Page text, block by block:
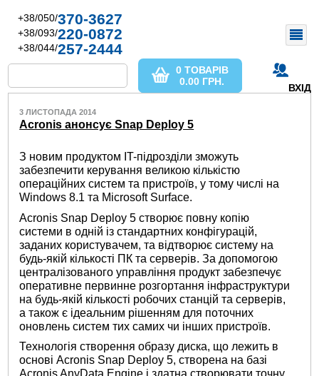
+38/050/370-3627
+38/093/220-0872
+38/044/257-2444
ВХІД
0 ТОВАРІВ
0.00 ГРН.
3 ЛИСТОПАДА 2014
Acronis анонсує Snap Deploy 5
З новим продуктом IT-підрозділи зможуть
забезпечити керування великою кількістю
операційних систем та пристроїв, у тому числі на
Windows 8.1 та Microsoft Surface.
Acronis Snap Deploy 5 створює повну копію
системи в одній із стандартних конфігурацій,
заданих користувачем, та відтворює систему на
будь-якій кількості ПК та серверів. За допомогою
централізованого управління продукт забезпечує
оперативне первинне розгортання інфраструктури
на будь-якій кількості робочих станцій та серверів,
а також є ідеальним рішенням для поточних
оновлень систем тих самих чи інших пристроїв.
Технологія створення образу диска, що лежить в
основі Acronis Snap Deploy 5, створена на базі